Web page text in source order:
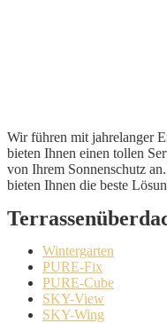
Wir führen mit jahrelanger
bieten Ihnen einen tollen
von Ihrem Sonnenschutz
bieten Ihnen die beste
Wintergarten
PURE-Fix
PURE-Cube
SKY-View
SKY-Wing